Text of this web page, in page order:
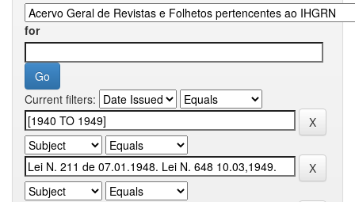
for
Current filters: